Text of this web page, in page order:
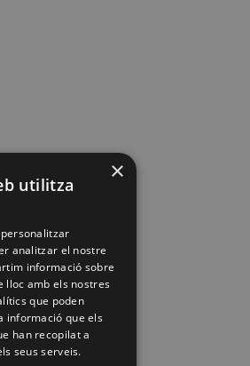
×
utilitza
analitzar el nostre
informació sobre
lloc amb els nostres
que poden
informació que els
han recopilat a
seus serveis.